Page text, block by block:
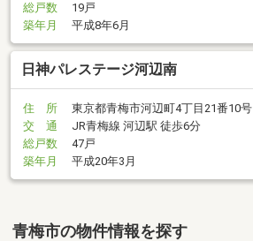
総戸数
19戸
築年月
平成8年6月
日神パレステージ河辺南
住 所
東京都青梅市河辺町4丁目21番10号
交 通
JR青梅線 河辺駅 徒歩6分
総戸数
47戸
築年月
平成20年3月
青梅市の物件情報を探す